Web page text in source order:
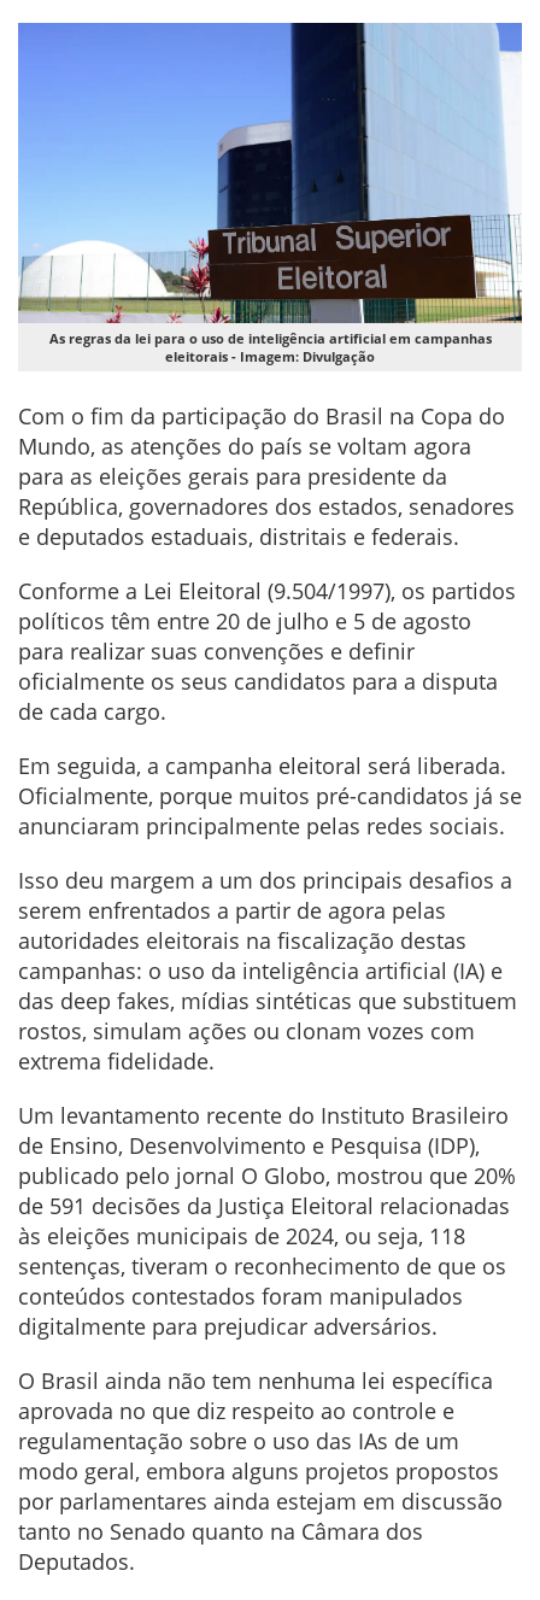
As regras da lei para o uso de inteligência artificial em campanhas
eleitorais - Imagem: Divulgação
Com o fim da participação do Brasil na Copa do
Mundo, as atenções do país se voltam agora
para as eleições gerais para presidente da
República, governadores dos estados, senadores
e deputados estaduais, distritais e federais.
Conforme a Lei Eleitoral (9.504/1997), os partidos
políticos têm entre 20 de julho e 5 de agosto
para realizar suas convenções e definir
oficialmente os seus candidatos para a disputa
de cada cargo.
Em seguida, a campanha eleitoral será liberada.
Oficialmente, porque muitos pré-candidatos já se
anunciaram principalmente pelas redes sociais.
Isso deu margem a um dos principais desafios a
serem enfrentados a partir de agora pelas
autoridades eleitorais na fiscalização destas
campanhas: o uso da inteligência artificial (IA) e
das deep fakes, mídias sintéticas que substituem
rostos, simulam ações ou clonam vozes com
extrema fidelidade.
Um levantamento recente do Instituto Brasileiro
de Ensino, Desenvolvimento e Pesquisa (IDP),
publicado pelo jornal O Globo, mostrou que 20%
de 591 decisões da Justiça Eleitoral relacionadas
às eleições municipais de 2024, ou seja, 118
sentenças, tiveram o reconhecimento de que os
conteúdos contestados foram manipulados
digitalmente para prejudicar adversários.
O Brasil ainda não tem nenhuma lei específica
aprovada no que diz respeito ao controle e
regulamentação sobre o uso das IAs de um
modo geral, embora alguns projetos propostos
por parlamentares ainda estejam em discussão
tanto no Senado quanto na Câmara dos
Deputados.